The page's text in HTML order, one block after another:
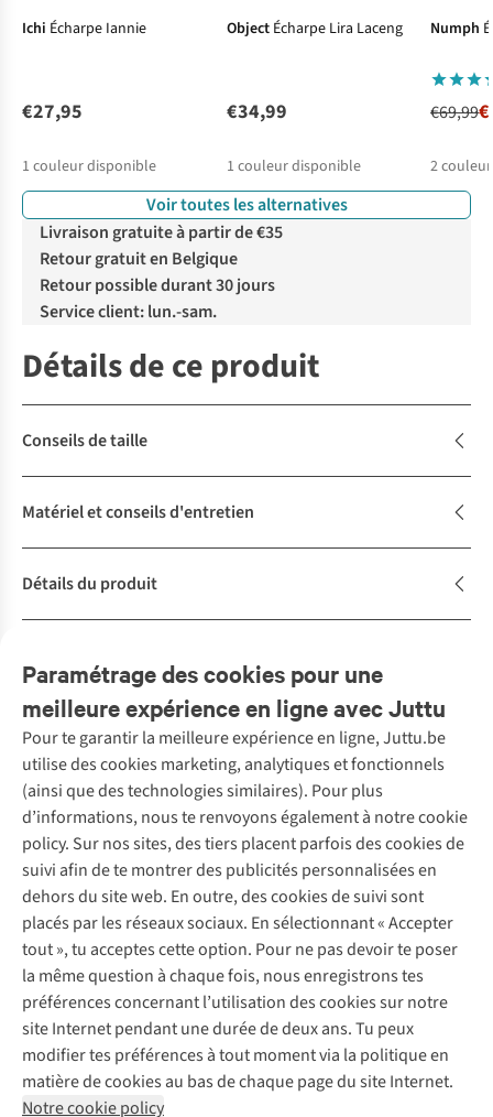
Ichi Écharpe Iannie
€27,95
1 couleur disponible
Object Écharpe Lira Laceng
€34,99
1 couleur disponible
Numph
€69,99
2
Voir toutes les alternatives
Livraison gratuite à partir de €35
Retour gratuit en Belgique
Retour possible durant 30 jours
Service client: lun.-sam.
Détails de ce produit
Conseils de taille
Matériel et conseils d'entretien
Détails du produit
Paramétrage des cookies pour une
meilleure expérience en ligne avec Juttu
Pour te garantir la meilleure expérience en ligne, Juttu.be
utilise des cookies marketing, analytiques et fonctionnels
(ainsi que des technologies similaires). Pour plus
d’informations, nous te renvoyons également à notre cookie
policy. Sur nos sites, des tiers placent parfois des cookies de
suivi afin de te montrer des publicités personnalisées en
dehors du site web. En outre, des cookies de suivi sont
placés par les réseaux sociaux. En sélectionnant « Accepter
tout », tu acceptes cette option. Pour ne pas devoir te poser
la même question à chaque fois, nous enregistrons tes
préférences concernant l’utilisation des cookies sur notre
site Internet pendant une durée de deux ans. Tu peux
modifier tes préférences à tout moment via la politique en
matière de cookies au bas de chaque page du site Internet.
Notre cookie policy
Service client
Questions fréquentes
Commander
Payer
10 % réduction étudiants
Klarna : post-paiement
Livraison
Retourner
Rétractation d'une commande
Garantie
Contact
Nos services
Vintage - ReJUsed
Atelier de couture
Personal shopping
Boîte à vêtements
Événements / ateliers
Juttu
Qui sommes-nous ?
Juttu Friends
Inspiration
Travailler chez Juttu
Nos magasins
Le monde de Juttu
Entrepreneuriat responsable
Abonne-toi à la newsletter
Suivez-nous